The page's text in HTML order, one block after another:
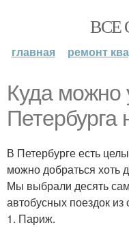
ВСЕ
главная ремонт
Куда можно
Петербурга
В Петербурге есть
можно добраться хоть
Мы выбрали десять
автобусных поездок
1. Париж.